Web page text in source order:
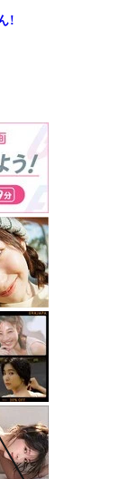
!